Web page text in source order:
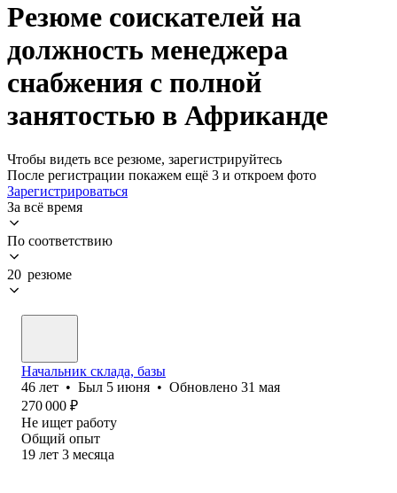
Резюме соискателей на
должность менеджера
снабжения с полной
занятостью в Африканде
Чтобы видеть все резюме, зарегистрируйтесь
После регистрации покажем ещё 3 и откроем фото
Зарегистрироваться
За всё время
По соответствию
20 резюме
Начальник склада, базы
46 лет • Был 5 июня • Обновлено 31 мая
270 000 ₽
Не ищет работу
Общий опыт
19 лет 3 месяца